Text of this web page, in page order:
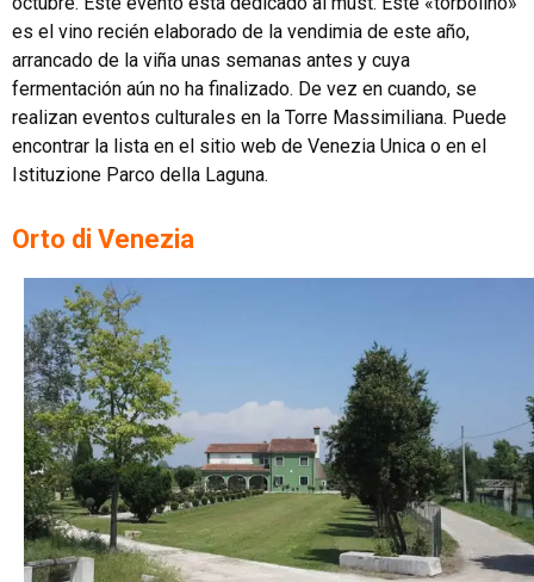
es el vino recién elaborado de la vendimia de este año,
arrancado de la viña unas semanas antes y cuya
fermentación aún no ha finalizado. De vez en cuando, se
realizan eventos culturales en la Torre Massimiliana. Puede
encontrar la lista en el sitio web de Venezia Unica o en el
Istituzione Parco della Laguna.
Orto di Venezia